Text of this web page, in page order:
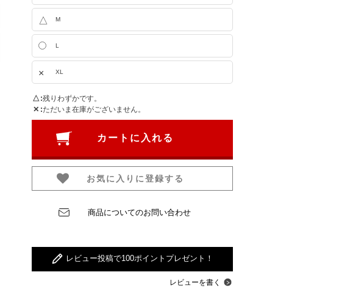
M
△
L
XL
×
△ 残りわずかです。
✕ ただいま在庫がございません。
カートに入れる
お気に入りに登録する
商品についてのお問い合わせ
レビュー投稿で100ポイントプレゼント！
レビューを書く